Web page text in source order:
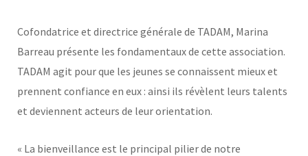
Cofondatrice et directrice générale de TADAM, Marina
Barreau présente les fondamentaux de cette association.
TADAM agit pour que les jeunes se connaissent mieux et
prennent confiance en eux : ainsi ils révèlent leurs talents
et deviennent acteurs de leur orientation.
« La bienveillance est le principal pilier de notre